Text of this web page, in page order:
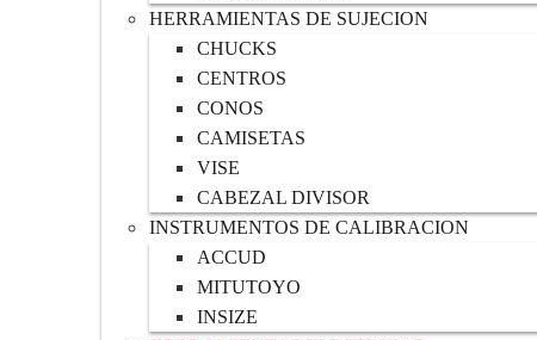
HERRAMIENTAS DE SUJECION
CHUCKS
CENTROS
CONOS
CAMISETAS
VISE
CABEZAL DIVISOR
INSTRUMENTOS DE CALIBRACION
ACCUD
MITUTOYO
INSIZE